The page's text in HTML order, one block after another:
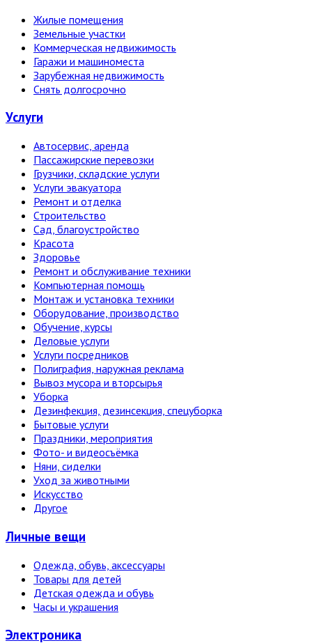
Жилые помещения
Земельные участки
Коммерческая недвижимость
Гаражи и машиноместа
Зарубежная недвижимость
Снять долгосрочно
Услуги
Автосервис, аренда
Пассажирские перевозки
Грузчики, складские услуги
Услуги эвакуатора
Ремонт и отделка
Строительство
Сад, благоустройство
Красота
Здоровье
Ремонт и обслуживание техники
Компьютерная помощь
Монтаж и установка техники
Оборудование, производство
Обучение, курсы
Деловые услуги
Услуги посредников
Полиграфия, наружная реклама
Вывоз мусора и вторсырья
Уборка
Дезинфекция, дезинсекция, спецуборка
Бытовые услуги
Праздники, мероприятия
Фото- и видеосъёмка
Няни, сиделки
Уход за животными
Искусство
Другое
Личные вещи
Одежда, обувь, аксессуары
Товары для детей
Детская одежда и обувь
Часы и украшения
Электро­ника